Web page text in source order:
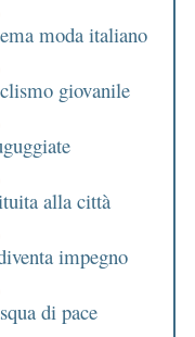
moda italiano
giovanile
alla città
impegno
di pace